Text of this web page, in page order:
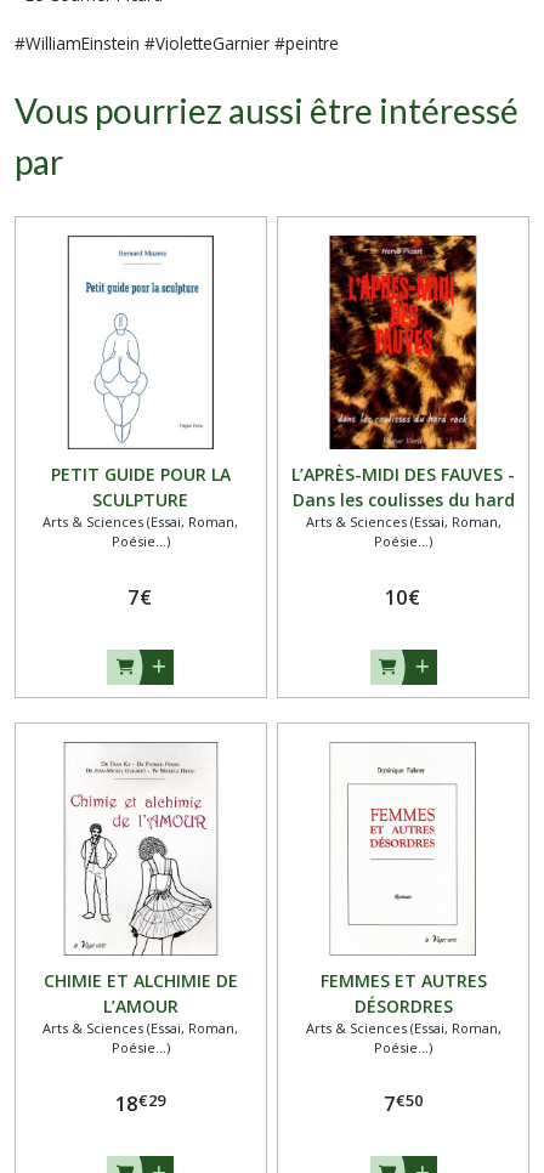
#WilliamEinstein #VioletteGarnier #peintre
Vous pourriez aussi être intéressé
par
PETIT GUIDE POUR LA
SCULPTURE
Arts & Sciences (Essai, Roman,
Poésie...)
7€
L’APRÈS-MIDI DES FAUVES -
Dans les coulisses du hard
rock
Arts & Sciences (Essai, Roman,
Poésie...)
10€
CHIMIE ET ALCHIMIE DE
L’AMOUR
Arts & Sciences (Essai, Roman,
Poésie...)
18€29
FEMMES ET AUTRES
DÉSORDRES
Arts & Sciences (Essai, Roman,
Poésie...)
7€50